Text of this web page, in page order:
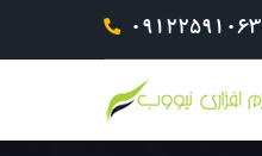
09122591063